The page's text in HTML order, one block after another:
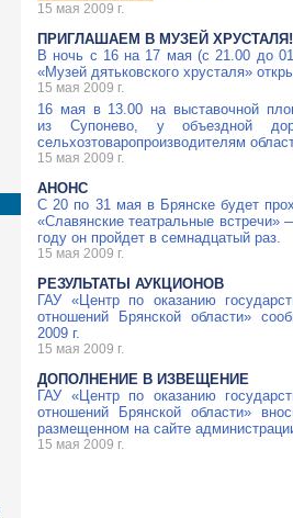
15 мая 2009 г.
ПРИГЛАШАЕМ В МУЗЕЙ ХРУСТАЛЯ!
В ночь с 16 на 17 мая (с 21.00 до
«Музей дятьковского хрусталя»
15 мая 2009 г.
16 мая в 13.00 на выставочной
из Супонево, у объездной
сельхозтоваропроизводителям
15 мая 2009 г.
АНОНС
С 20 по 31 мая в Брянске будет
«Славянские театральные
году он пройдет в семнадцатый раз.
15 мая 2009 г.
РЕЗУЛЬТАТЫ АУКЦИОНОВ
ГАУ «Центр по оказанию
отношений Брянской области»
2009 г.
15 мая 2009 г.
ДОПОЛНЕНИЕ В ИЗВЕЩЕНИЕ
ГАУ «Центр по оказанию
отношений Брянской области»
размещенном на сайте
15 мая 2009 г.